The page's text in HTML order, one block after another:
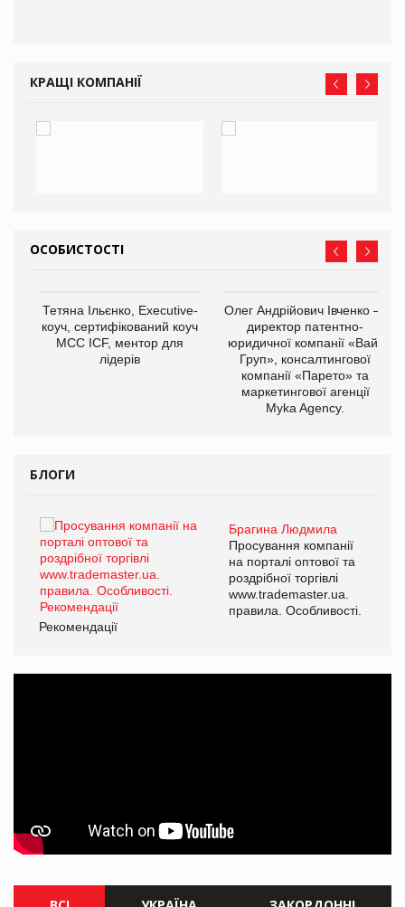
КРАЩІ КОМПАНІЇ
ОСОБИСТОСТІ
Тетяна Ільєнко, Executive-
коуч, сертифікований коуч
МСС ICF, ментор для
лідерів
Олег Андрійович Івченко —
директор патентно-
юридичної компанії «Вайз
Груп», консалтингової
компанії «Парето» та
маркетингової агенції
Myka Agency.
БЛОГИ
Брагина Людмила
Просування компанії
на порталі оптової та
роздрібної торгівлі
www.trademaster.ua.
правила. Особливості.
Рекомендації